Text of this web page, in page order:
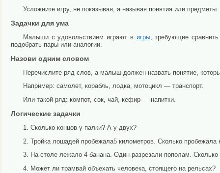
Усложните игру, не показывая, а называя понятия или
Задачки для ума
Малыши с удовольствием играют в игры, требующие
подобрать пары или аналогии.
Назови одним словом
Перечислите ряд слов, а малыш должен назвать понятие,
Например: самолет, корабль, лодка, мотоцикл — транспорт.
Или такой ряд: компот, сок, чай, кефир — напитки.
Логические задачки
1. Сколько концов у палки? А у двух?
2. Тройка лошадей пробежала5 километров. Сколько пробежала
3. На столе лежало 4 банана. Один разрезали пополам. Сколько
4. Может ли трамвай объехать человека, стоящего на рельсах?